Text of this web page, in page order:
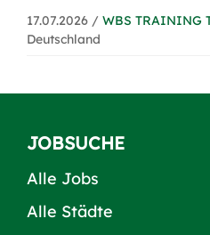
17.07.2026 / WBS TRAINING
Deutschland
JOBSUCHE
Alle Jobs
Alle Städte